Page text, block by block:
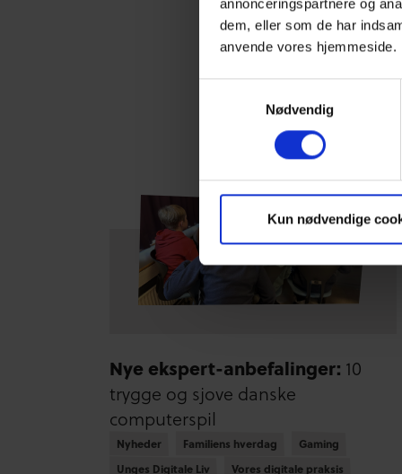
annonceringspartnere og
dem, eller som de har
anvende vores hjemmeside.
Nødvendig
Kun nødvendige
Nye ekspert-anbefalinger: 10
trygge og sjove danske
computerspil
Nyheder
Nyheder Familiens hverdag
Familiens hverdag Gaming
Gaming
Unges Digitale Liv
Unges Digitale Liv Vores digitale praksis
Vores digitale praksis